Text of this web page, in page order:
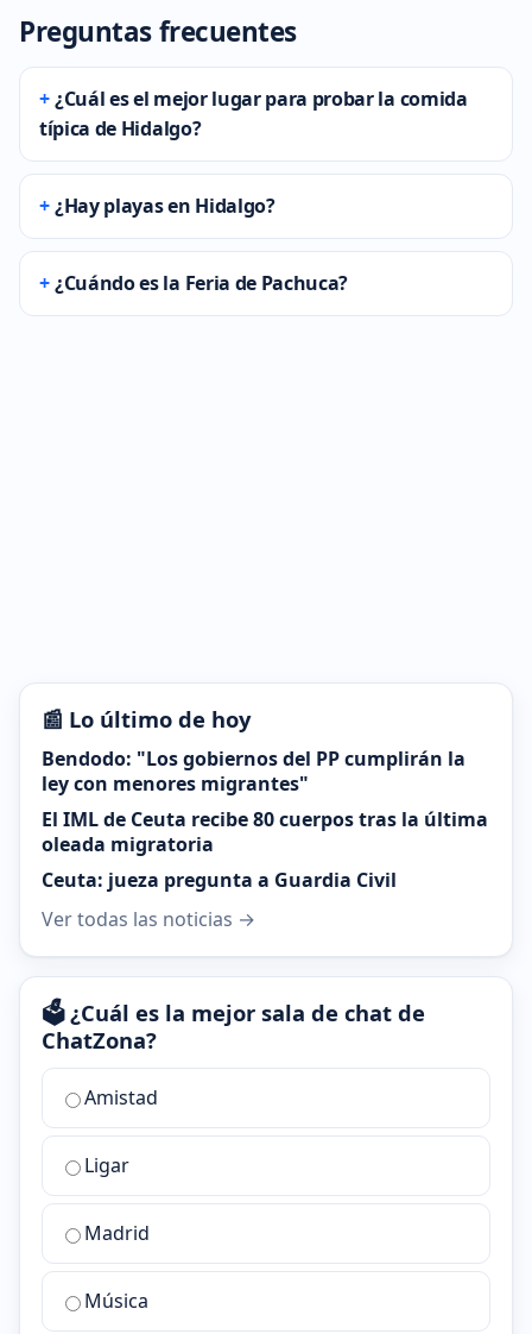
Preguntas frecuentes
¿Cuál es el mejor lugar para probar la comida
típica de Hidalgo?
¿Hay playas en Hidalgo?
¿Cuándo es la Feria de Pachuca?
📰 Lo último de hoy
Bendodo: "Los gobiernos del PP cumplirán la
ley con menores migrantes"
El IML de Ceuta recibe 80 cuerpos tras la última
oleada migratoria
Ceuta: jueza pregunta a Guardia Civil
Ver todas las noticias →
🗳️ ¿Cuál es la mejor sala de chat de
ChatZona?
¿Cuál
la
mejor
sala
chat
ChatZona?
Amistad
Ligar
Madrid
Música